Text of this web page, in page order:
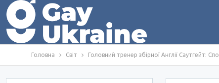
Головна Світ Головний тренер збірної Англії Саутгейт: